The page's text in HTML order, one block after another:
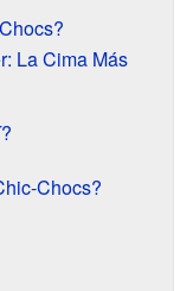
La Cima Más
Chocs?